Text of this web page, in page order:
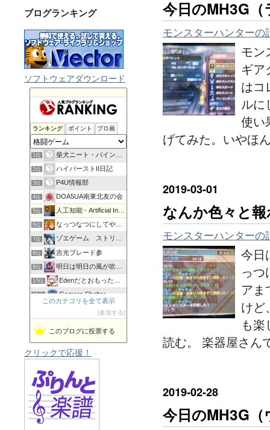
今日のMH3G
モンスターハンターの
モン
ギア
はコ
ルに
使い
げてみた。いやほ
2019-03-01
なんか色々と
モンスターハンターの
今日
っ
アま
けど
も
読む。 楽器屋さ
2019-02-28
今日のMH3G
ブログランキング
ソフトウェアダウンロード
ランキング ポイント ブロ画
1位 柴犬ニート・バインのＦＸゲーム会社！！＋Ｒ
2位 ハイパーストII日記
3位 P4U情報部
4位 DOA5UA南東北友の会
5位 人工知能 - Artificial Intelligence
6位 なっつなつにしてやんよ
7位 ゾエゲーム ストリートファイター上達への道
8位 吉光ブレード参
9位 明日は明日の風が吹く！ゲームしよう！
10位 Edenだとおもった？残念Aerialsでした
11位 Gamers Shelter
14位 いのきんのゲームブログ
15位 VF5FS ぱっと！ねこ道場
このカテゴリを全て表示
参加する
このブログに投票する
クリックで応援！